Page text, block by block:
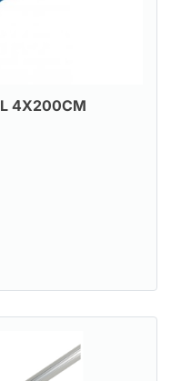
4X200CM